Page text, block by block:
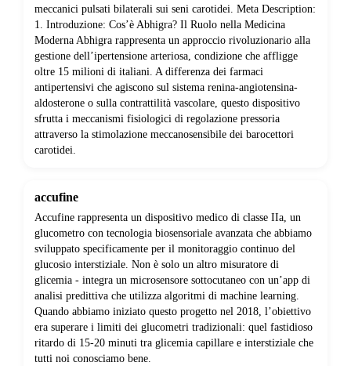
meccanici pulsati bilaterali sui seni carotidei. Meta Description:
1. Introduzione: Cos’è Abhigra? Il Ruolo nella Medicina
Moderna Abhigra rappresenta un approccio rivoluzionario alla
gestione dell’ipertensione arteriosa, condizione che affligge
oltre 15 milioni di italiani. A differenza dei farmaci
antipertensivi che agiscono sul sistema renina-angiotensina-
aldosterone o sulla contrattilità vascolare, questo dispositivo
sfrutta i meccanismi fisiologici di regolazione pressoria
attraverso la stimolazione meccanosensibile dei barocettori
carotidei.
accufine
Accufine rappresenta un dispositivo medico di classe IIa, un
glucometro con tecnologia biosensoriale avanzata che abbiamo
sviluppato specificamente per il monitoraggio continuo del
glucosio interstiziale. Non è solo un altro misuratore di
glicemia - integra un microsensore sottocutaneo con un’app di
analisi predittiva che utilizza algoritmi di machine learning.
Quando abbiamo iniziato questo progetto nel 2018, l’obiettivo
era superare i limiti dei glucometri tradizionali: quel fastidioso
ritardo di 15-20 minuti tra glicemia capillare e interstiziale che
tutti noi conosciamo bene.